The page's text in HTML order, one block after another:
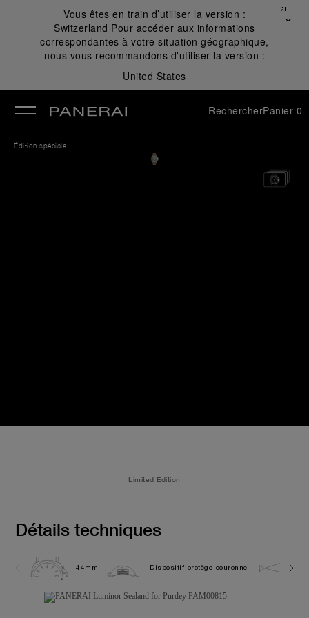
Vous êtes en train d’utiliser la version :
Switzerland Pour accéder aux informations
correspondantes à votre situation géographique,
nous vous recommandons d'utiliser la version :
United States
Fermer
✕
RechercherPanier 0
Édition spéciale
Limited Edition
Détails techniques
44mm Dispositif protège-couronne